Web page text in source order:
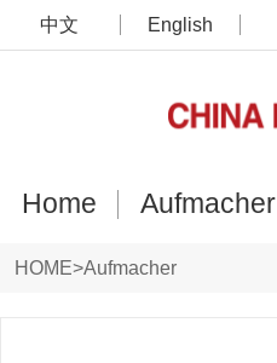
中文 English
Home Aufmacher
HOME>Aufmacher